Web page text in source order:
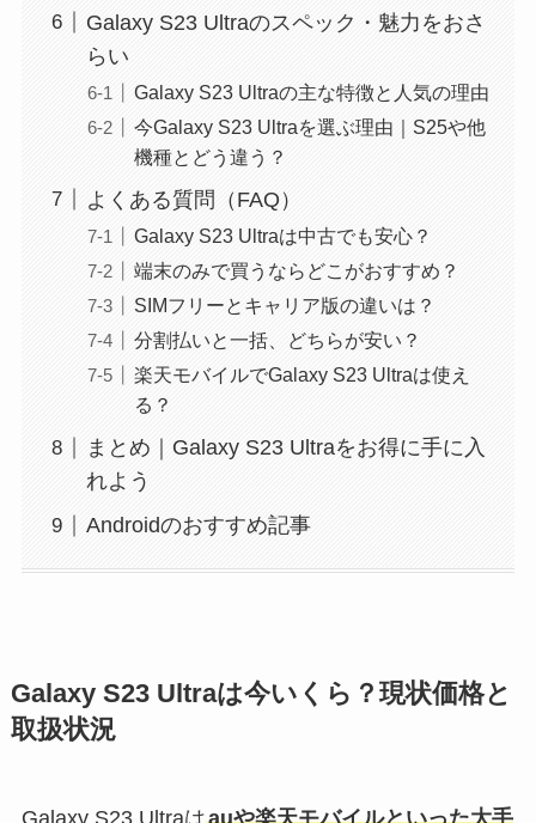
Galaxy S23 Ultraのスペック・魅力をおさ
らい
Galaxy S23 Ultraの主な特徴と人気の理由
今Galaxy S23 Ultraを選ぶ理由｜S25や他
機種とどう違う？
よくある質問（FAQ）
Galaxy S23 Ultraは中古でも安心？
端末のみで買うならどこがおすすめ？
SIMフリーとキャリア版の違いは？
分割払いと一括、どちらが安い？
楽天モバイルでGalaxy S23 Ultraは使え
る？
まとめ｜Galaxy S23 Ultraをお得に手に入
れよう
Androidのおすすめ記事
Galaxy S23 Ultraは今いくら？現状価格と
取扱状況